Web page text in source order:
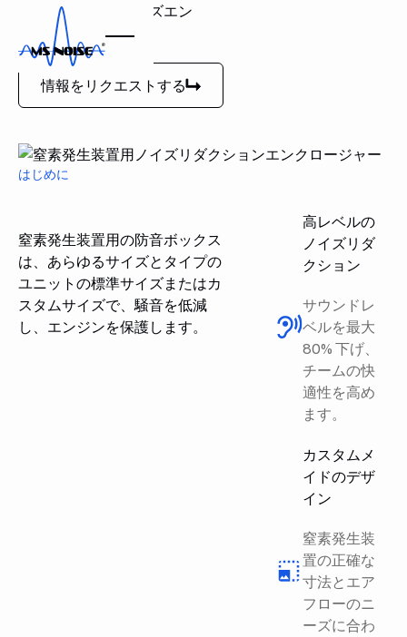
窒素発生装置用ノイズエン
クロージャー
情報をリクエストする
情報をリクエストする
はじめに
窒素発生装置用の防音ボックス
は、あらゆるサイズとタイプの
ユニットの標準サイズまたはカ
スタムサイズで、騒音を低減
し、エンジンを保護します。
高レベルの
ノイズリダ
クション
サウンドレ
ベルを最大
80% 下げ、
チームの快
適性を高め
ます。
カスタムメ
イドのデザ
イン
窒素発生装
置の正確な
寸法とエア
フローのニ
ーズに合わ